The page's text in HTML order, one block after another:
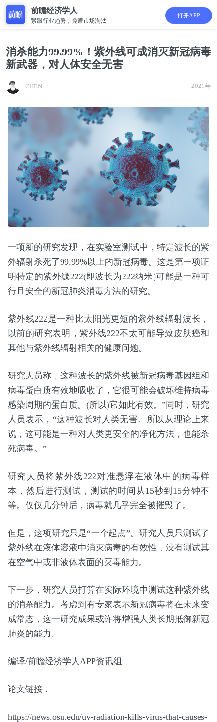
前瞻经济学人
紧跟行业趋势，免遭市场淘汰
打开APP
消杀能力99.99%！紫外线可成消灭新冠病毒
新武器，对人体安全无害
CHEN 2021年
一项新的研究发现，在实验室测试中，特定波长的紫
外辐射杀死了99.99%以上的新冠病毒。这是第一项证
明特定的紫外线222(即波长为222纳米)可能是一种可
行且安全的新冠肺炎消毒方法的研究。
紫外线222是一种比太阳光更短的紫外线辐射波长，
以前的研究表明，紫外线222不太可能导致皮肤癌和
其他与紫外线辐射相关的健康问题。
研究人员称，这种波长的紫外线被新冠病毒基因组和
病毒蛋白质有效地吸收了，它很可能会破坏维持病毒
感染周期的蛋白质。(所以)它如此有效。”同时，研究
人员表示，“这种波长对人类无害。所以从理论上来
说，这可能是一种对人类更安全的净化方法，也能杀
死病毒。”
研究人员将紫外线222对准悬浮在液体中的病毒样
本，然后进行测试，测试的时间从15秒到15分钟不
等。仅仅几分钟后，病毒就几乎完全被摧毁了。
但是，这项研究只是“一个起点”。研究人员只测试了
紫外线在液体溶液中消灭病毒的有效性，没有测试其
在空气中或非液体表面的灭毒能力。
下一步，研究人员打算在实际环境中测试这种紫外线
的消杀能力。考虑到有专家表示新冠病毒将在未来变
成常态，这一研究成果或许将增强人类长期抵御新冠
肺炎的能力。
编译/前瞻经济学人APP资讯组
论文链接：
https://news.osu.edu/uv-radiation-kills-virus-that-causes-